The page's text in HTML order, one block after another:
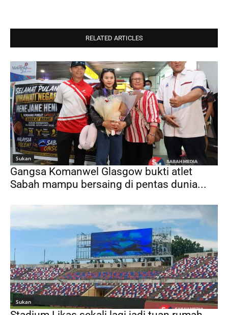
RELATED ARTICLES
Sukan
Gangsa Komanwel Glasgow bukti atlet
Sabah mampu bersaing di pentas dunia...
Sukan